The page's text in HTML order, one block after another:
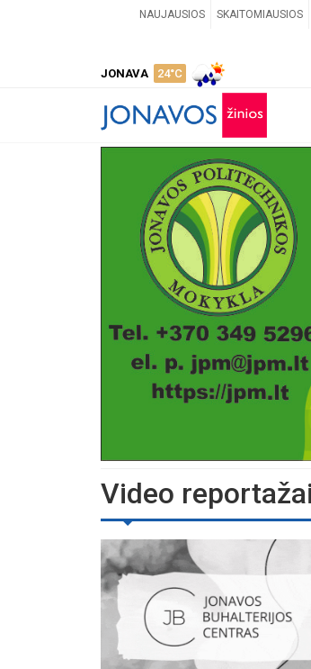
NAUJAUSIOS SKAITOMIAUSIOS
JONAVA 24°C
Video reportažai